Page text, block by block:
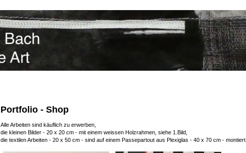
Portfolio - Shop
Alle Arbeiten sind käuflich zu erwerben,
die kleinen Bilder - 20 x 20 cm - mit einem weissen Holzrahmen, siehe 1.Bild,
die textilen Arbeiten - 20 x 50 cm - sind auf einem Passepartout aus Plexiglas - 40 x 70 cm - montiert.